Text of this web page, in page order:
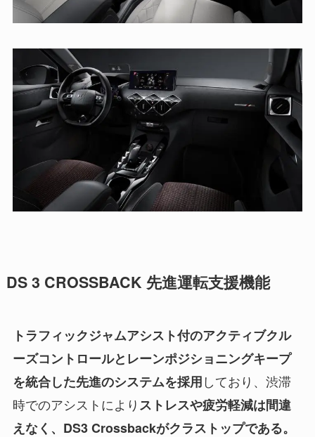
DS 3 CROSSBACK 先進運転支援機能
トラフィックジャムアシスト付のアクティブクル
ーズコントロールとレーンポジショニングキープ
を統合した先進のシステムを採用しており、渋滞
時でのアシストによりストレスや疲労軽減は間違
えなく、DS3 Crossbackがクラストップである。